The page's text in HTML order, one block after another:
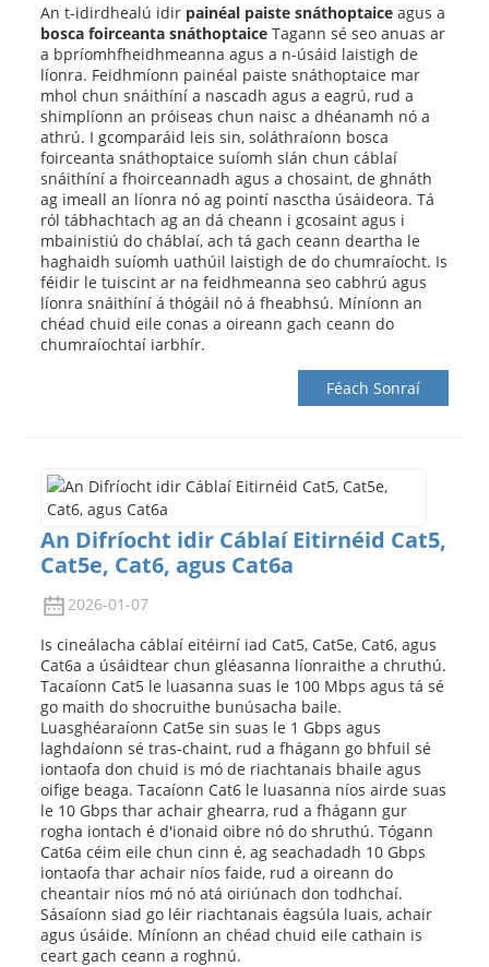
An t-idirdhealú idir painéal paiste snáthoptaice agus a
bosca foirceanta snáthoptaiceTagann sé seo anuas ar
a bpríomhfheidhmeanna agus a n-úsáid laistigh de
líonra. Feidhmíonn painéal paiste snáthoptaice mar
mhol chun snáithíní a nascadh agus a eagrú, rud a
shimplíonn an próiseas chun naisc a dhéanamh nó a
athrú. I gcomparáid leis sin, soláthraíonn bosca
foirceanta snáthoptaice suíomh slán chun cáblaí
snáithíní a fhoirceannadh agus a chosaint, de ghnáth
ag imeall an líonra nó ag pointí nasctha úsáideora. Tá
ról tábhachtach ag an dá cheann i gcosaint agus i
mbainistiú do cháblaí, ach tá gach ceann deartha le
haghaidh suíomh uathúil laistigh de do chumraíocht. Is
féidir le tuiscint ar na feidhmeanna seo cabhrú agus
líonra snáithíní á thógáil nó á fheabhsú. Míníonn an
chéad chuid eile conas a oireann gach ceann do
chumraíochtaí iarbhír.
Féach Sonraí
An Difríocht idir Cáblaí Eitirnéid Cat5,
Cat5e, Cat6, agus Cat6a
2026-01-07
Is cineálacha cáblaí eitéirní iad Cat5, Cat5e, Cat6, agus
Cat6a a úsáidtear chun gléasanna líonraithe a chruthú.
Tacaíonn Cat5 le luasanna suas le 100 Mbps agus tá sé
go maith do shocruithe bunúsacha baile.
Luasghéaraíonn Cat5e sin suas le 1 Gbps agus
laghdaíonn sé tras-chaint, rud a fhágann go bhfuil sé
iontaofa don chuid is mó de riachtanais bhaile agus
oifige beaga. Tacaíonn Cat6 le luasanna níos airde suas
le 10 Gbps thar achair ghearra, rud a fhágann gur
rogha iontach é d'ionaid oibre nó do shruthú. Tógann
Cat6a céim eile chun cinn é, ag seachadadh 10 Gbps
iontaofa thar achair níos faide, rud a oireann do
cheantair níos mó nó atá oiriúnach don todhchaí.
Sásaíonn siad go léir riachtanais éagsúla luais, achair
agus úsáide. Míníonn an chéad chuid eile cathain is
ceart gach ceann a roghnú.